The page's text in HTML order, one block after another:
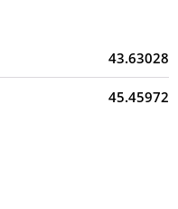
43.63028
45.45972